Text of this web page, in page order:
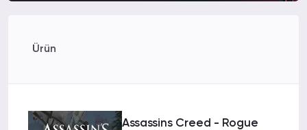
Ürün
Assassins Creed - Rogue